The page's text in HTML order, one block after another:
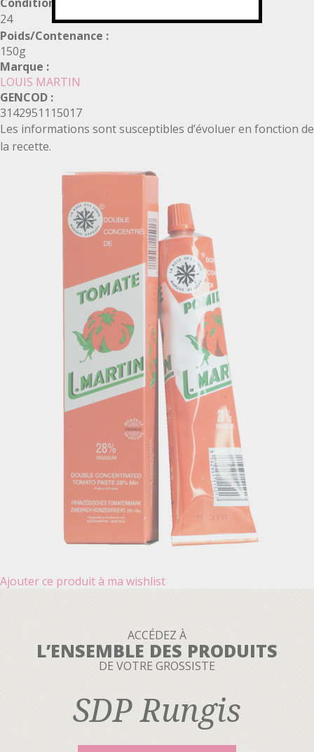
24
Poids/Contenance :
150g
Marque :
LOUIS MARTIN
GENCOD :
3142951115017
Les informations sont susceptibles d’évoluer en fonction de
la recette.
Ajouter ce produit à ma wishlist
ACCÉDEZ À
L’ENSEMBLE DES PRODUITS
DE VOTRE GROSSISTE
SDP Rungis